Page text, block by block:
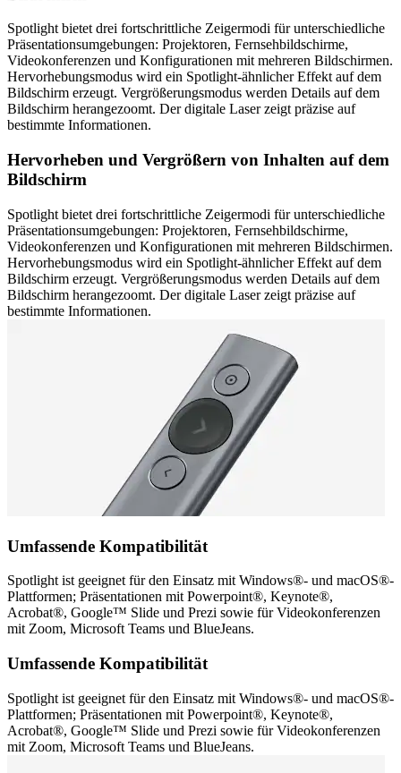
Spotlight bietet drei fortschrittliche Zeigermodi für unterschiedliche
Präsentationsumgebungen: Projektoren, Fernsehbildschirme,
Videokonferenzen und Konfigurationen mit mehreren Bildschirmen.
Hervorhebungsmodus wird ein Spotlight-ähnlicher Effekt auf dem
Bildschirm erzeugt. Vergrößerungsmodus werden Details auf dem
Bildschirm herangezoomt. Der digitale Laser zeigt präzise auf
bestimmte Informationen.
Hervorheben und Vergrößern von Inhalten auf dem
Bildschirm
Spotlight bietet drei fortschrittliche Zeigermodi für unterschiedliche
Präsentationsumgebungen: Projektoren, Fernsehbildschirme,
Videokonferenzen und Konfigurationen mit mehreren Bildschirmen.
Hervorhebungsmodus wird ein Spotlight-ähnlicher Effekt auf dem
Bildschirm erzeugt. Vergrößerungsmodus werden Details auf dem
Bildschirm herangezoomt. Der digitale Laser zeigt präzise auf
bestimmte Informationen.
Umfassende Kompatibilität
Spotlight ist geeignet für den Einsatz mit Windows®- und macOS®-
Plattformen; Präsentationen mit Powerpoint®, Keynote®,
Acrobat®, Google™ Slide und Prezi sowie für Videokonferenzen
mit Zoom, Microsoft Teams und BlueJeans.
Umfassende Kompatibilität
Spotlight ist geeignet für den Einsatz mit Windows®- und macOS®-
Plattformen; Präsentationen mit Powerpoint®, Keynote®,
Acrobat®, Google™ Slide und Prezi sowie für Videokonferenzen
mit Zoom, Microsoft Teams und BlueJeans.